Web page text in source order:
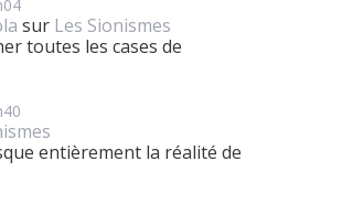
sur Les Sionismes
toutes les cases de
entièrement la réalité de